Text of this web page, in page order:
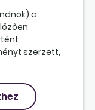
a
szerzett,